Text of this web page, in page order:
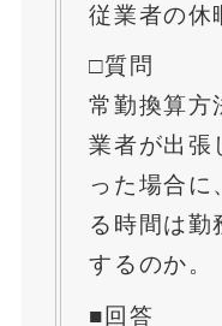
従業者の休
□質問
常勤換算方
業者が出張
った場合に
る時間は勤
するのか。
■回答